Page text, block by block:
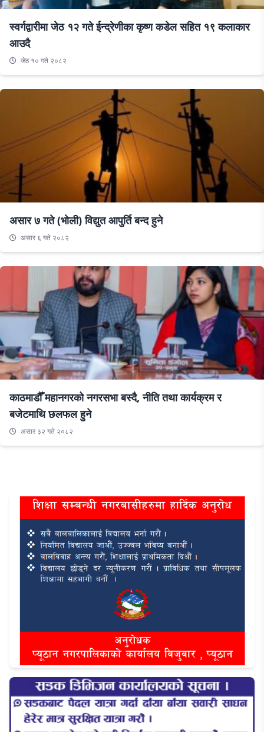
स्वर्गद्वारीमा जेठ १२ गते ईन्द्रेणीका कृष्ण कडेल सहित १९ कलाकार
आउदै
जेठ १० गते २०८२
असार ७ गते (भोली) विद्युत आपुर्ति बन्द हुने
असार ६ गते २०८२
काठमाडौँ महानगरको नगरसभा बस्दै, नीति तथा कार्यक्रम र
बजेटमाथि छलफल हुने
असार ३२ गते २०८२